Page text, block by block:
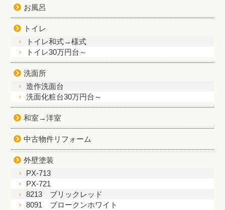
お風呂
トイレ
トイレ和式→様式
トイレ30万円台～
洗面所
造作洗面台
洗面化粧台30万円台～
和室→洋室
中古物件リフォーム
外壁塗装
PX-713
PX-721
8213 ブリックレッド
8091 ブロークンホワイト